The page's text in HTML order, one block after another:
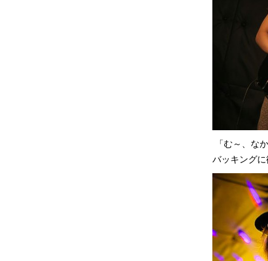
「む～、な
バッキング